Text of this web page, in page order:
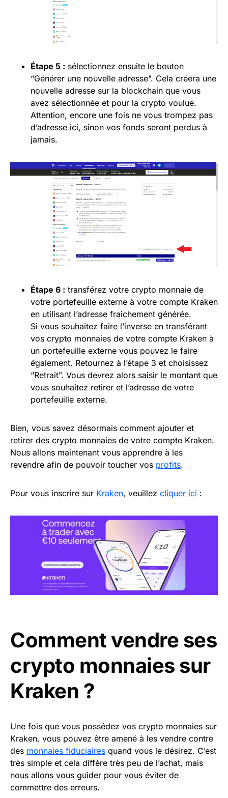
Étape 5 : sélectionnez ensuite le bouton
“Générer une nouvelle adresse”. Cela créera une
nouvelle adresse sur la blockchain que vous
avez sélectionnée et pour la crypto voulue.
Attention, encore une fois ne vous trompez pas
d’adresse ici, sinon vos fonds seront perdus à
jamais.
Étape 6 : transférez votre crypto monnaie de
votre portefeuille externe à votre compte Kraken
en utilisant l’adresse fraichement générée.
Si vous souhaitez faire l’inverse en transférant
vos crypto monnaies de votre compte Kraken à
un portefeuille externe vous pouvez le faire
également. Retournez à l’étape 3 et choisissez
“Retrait”. Vous devrez alors saisir le montant que
vous souhaitez retirer et l’adresse de votre
portefeuille externe.
Bien, vous savez désormais comment ajouter et
retirer des crypto monnaies de votre compte Kraken.
Nous allons maintenant vous apprendre à les
revendre afin de pouvoir toucher vos profits.
Pour vous inscrire sur Kraken, veuillez cliquer ici :
Comment vendre ses
crypto monnaies sur
Kraken ?
Une fois que vous possédez vos crypto monnaies sur
Kraken, vous pouvez être amené à les vendre contre
des monnaies fiduciaires quand vous le désirez. C’est
très simple et cela diffère très peu de l’achat, mais
nous allons vous guider pour vous éviter de
commettre des erreurs.